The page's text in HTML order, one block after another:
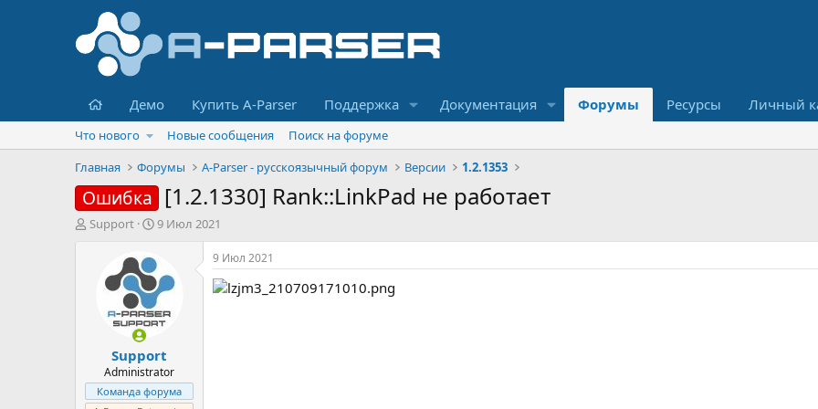
Главная
Демо Купить A-Parser Поддержка Документация Форумы Ресурсы Личный
Что нового Новые сообщения
Поиск на форуме
Главная
Форумы A-Parser - русскоязычный форум Версии 1.2.1353
Ошибка [1.2.1330] Rank::LinkPad не работает
А
Support
Д
а
н
а
ч
л
а
9 Июл 2021
Support
Administrator
Команда форума
9 Июл 2021